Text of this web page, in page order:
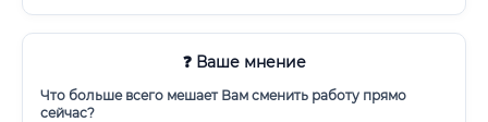
❓ Ваше мнение
Что больше всего мешает Вам сменить работу прямо
сейчас?